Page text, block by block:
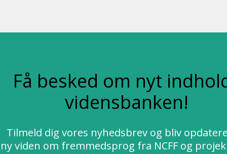
Få besked om nyt
vidensbanken!
Tilmeld dig vores nyhedsbrev og bliv
ny viden om fremmedsprog fra NCFF og